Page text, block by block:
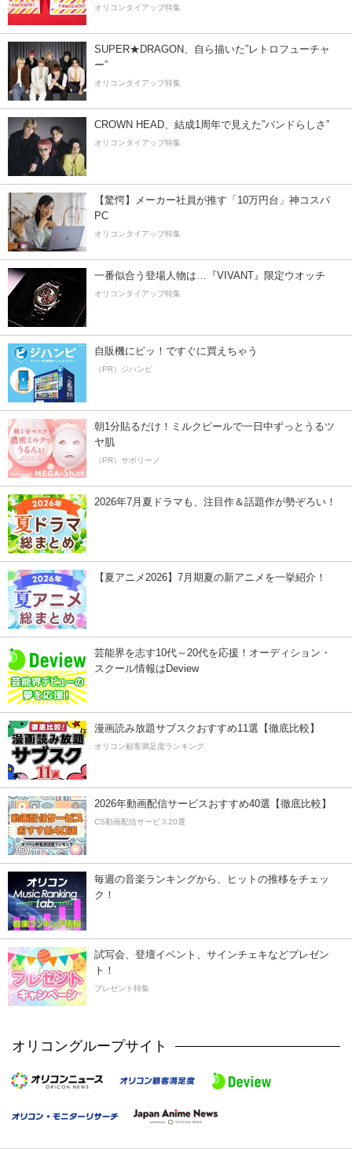
オリコンタイアップ特集
SUPER★DRAGON、自ら描いた”レトロフューチャ
ー”
オリコンタイアップ特集
CROWN HEAD、結成1周年で見えた”バンドらしさ”
オリコンタイアップ特集
【驚愕】メーカー社員が推す「10万円台」神コスパ
PC
オリコンタイアップ特集
一番似合う登場人物は…『VIVANT』限定ウオッチ
オリコンタイアップ特集
自販機にピッ！ですぐに買えちゃう
（PR）ジハンピ
朝1分貼るだけ！ミルクピールで一日中ずっとうるツ
ヤ肌
（PR）サボリーノ
2026年7月夏ドラマも、注目作＆話題作が勢ぞろい！
【夏アニメ2026】7月期夏の新アニメを一挙紹介！
芸能界を志す10代～20代を応援！オーディション・
スクール情報はDeview
漫画読み放題サブスクおすすめ11選【徹底比較】
オリコン顧客満足度ランキング
2026年動画配信サービスおすすめ40選【徹底比較】
CS動画配信サービス20選
毎週の音楽ランキングから、ヒットの推移をチェッ
ク！
試写会、登壇イベント、サインチェキなどプレゼン
ト！
プレゼント特集
オリコングループサイト